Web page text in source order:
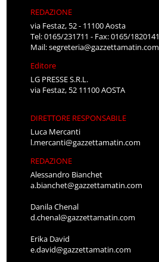
REDAZIONE
via Festaz, 52 - 11100 Aosta
Tel: 0165/231711 - Fax: 0165/1820141
Mail:segreteria@gazzettamatin.com
Editore
LG PRESSE S.R.L.
via Festaz, 52 11100 AOSTA
DIRETTORE RESPONSABILE
Luca Mercanti
l.mercanti@gazzettamatin.com
REDAZIONE
Alessandro Bianchet
a.bianchet@gazzettamatin.com
Danila Chenal
d.chenal@gazzettamatin.com
Erika David
e.david@gazzettamatin.com